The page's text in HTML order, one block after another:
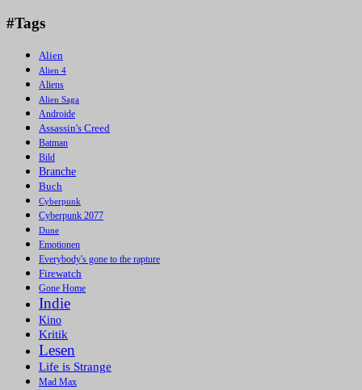
#Tags
Alien
Alien 4
Aliens
Alien Saga
Androide
Assassin's Creed
Batman
Bild
Branche
Buch
Cyberpunk
Cyberpunk 2077
Dune
Emotionen
Everybody's gone to the rapture
Firewatch
Gone Home
Indie
Kino
Kritik
Lesen
Life is Strange
Mad Max